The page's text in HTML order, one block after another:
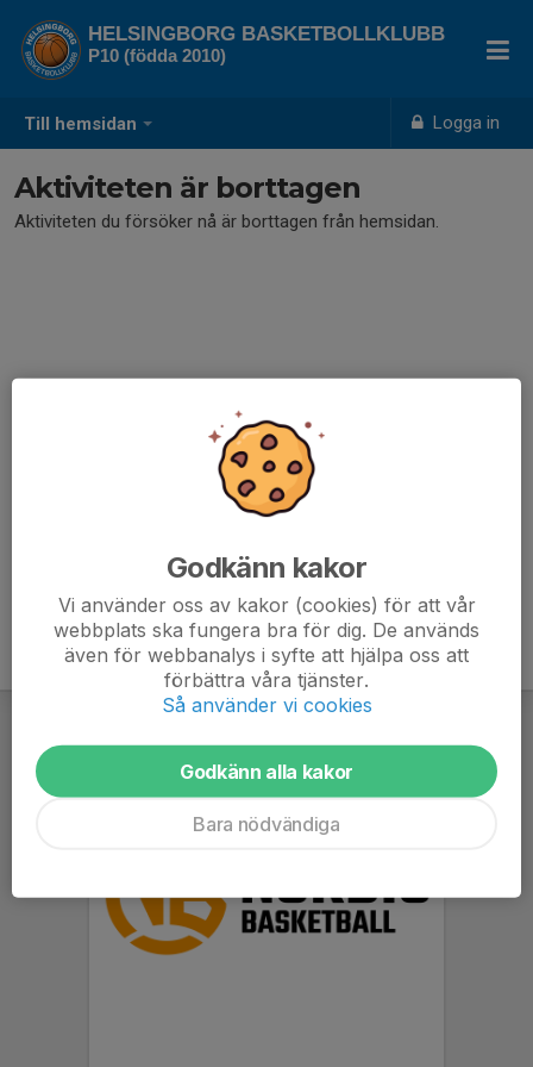
Till hemsidan Logga in
HELSINGBORG BASKETBOLLKLUBB
P10 (födda 2010)
Aktiviteten är borttagen
Aktiviteten du försöker nå är borttagen från hemsidan.
Godkänn kakor
Vi använder oss av kakor (cookies) för att vår
webbplats ska fungera bra för dig. De används
även för webbanalys i syfte att hjälpa oss att
förbättra våra tjänster.
Så använder vi cookies
Godkänn alla kakor
Bara nödvändiga